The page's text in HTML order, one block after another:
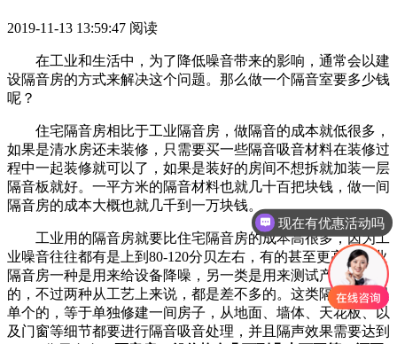
2019-11-13 13:59:47 阅读
在工业和生活中，为了降低噪音带来的影响，通常会以建
设隔音房的方式来解决这个问题。那么做一个隔音室要多少钱
呢？
住宅隔音房相比于工业隔音房，做隔音的成本就低很多，
如果是清水房还未装修，只需要买一些隔音吸音材料在装修过
程中一起装修就可以了，如果是装好的房间不想拆就加装一层
隔音板就好。一平方米的隔音材料也就几十百把块钱，做一间
隔音房的成本大概也就几千到一万块钱。
工业用的隔音房就要比住宅隔音房的成本高很多，因为工
业噪音往往都有是上到80-120分贝左右，有的甚至更高。工业
隔音房一种是用来给设备降噪，另一类是用来测试产品噪音
的，不过两种从工艺上来说，都是差不多的。这类隔音房都是
单个的，等于单独修建一间房子，从地面、墙体、天花板、以
及门窗等细节都要进行隔音吸音处理，并且隔声效果需要达到
现在有优惠活动吗